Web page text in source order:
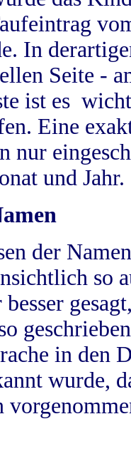
In
Seite -
ist es
Eine
nur
und Jahr.
der
so
in
wurde,